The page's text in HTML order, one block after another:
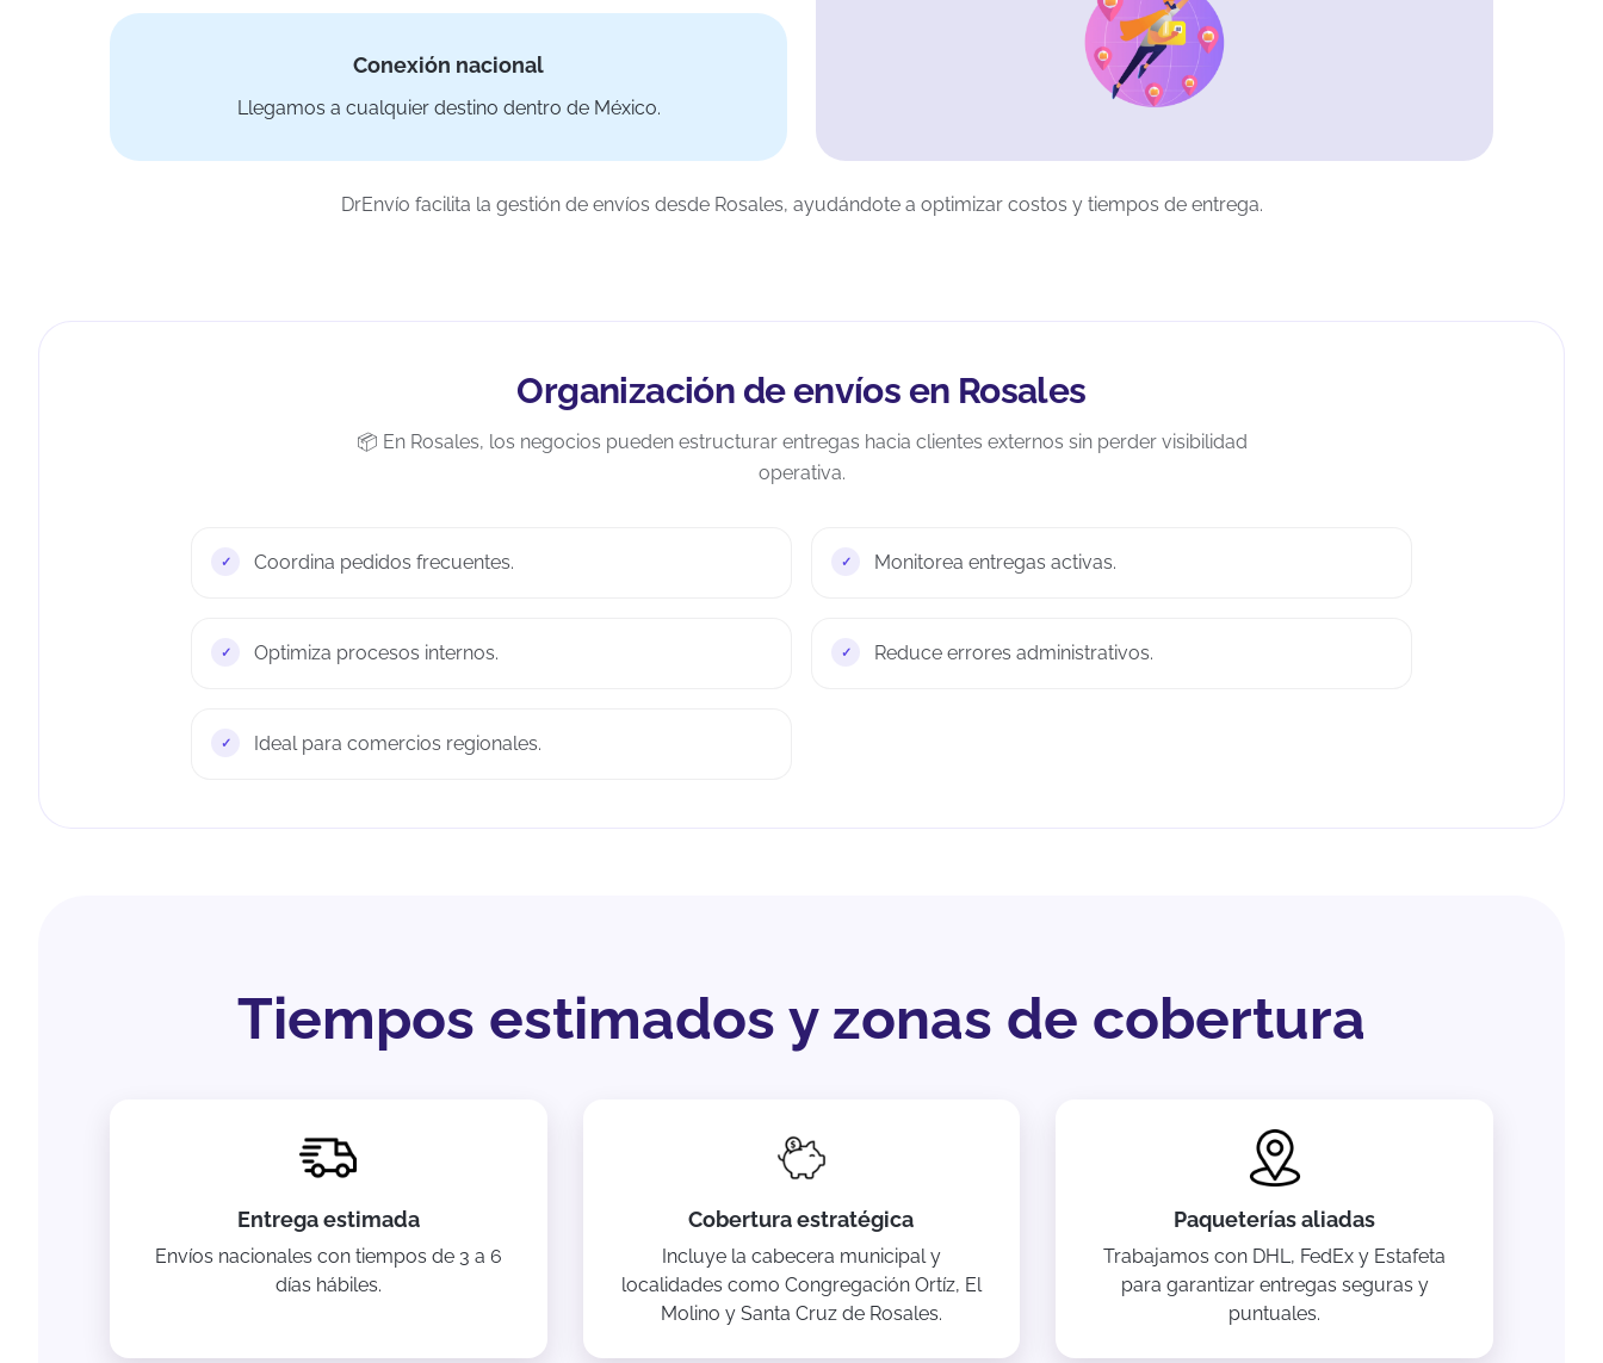
Conexión nacional
Llegamos a cualquier destino dentro de México.
DrEnvío facilita la gestión de envíos desde Rosales, ayudándote a optimizar costos y tiempos de entrega.
Organización de envíos en Rosales
📦 En Rosales, los negocios pueden estructurar entregas hacia clientes externos sin perder visibilidad
operativa.
Coordina pedidos frecuentes. Monitorea entregas activas.
Optimiza procesos internos. Reduce errores administrativos.
Ideal para comercios regionales.
Tiempos estimados y zonas de cobertura
Entrega estimada
Envíos nacionales con tiempos de 3 a 6
días hábiles.
Cobertura estratégica
Incluye la cabecera municipal y
localidades como Congregación Ortíz, El
Molino y Santa Cruz de Rosales.
Paqueterías aliadas
Trabajamos con DHL, FedEx y Estafeta
para garantizar entregas seguras y
puntuales.